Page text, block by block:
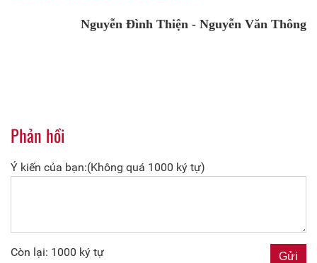
Nguyễn Đình Thiện - Nguyễn Văn Thông
Phản hồi
Ý kiến của bạn:(Không quá 1000 ký tự)
Còn lại: 1000 ký tự